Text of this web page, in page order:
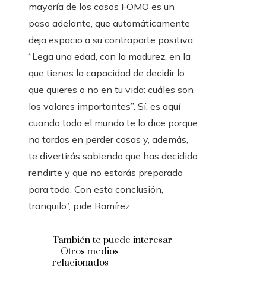
mayoría de los casos FOMO es un
paso adelante, que automáticamente
deja espacio a su contraparte positiva.
“Lega una edad, con la madurez, en la
que tienes la capacidad de decidir lo
que quieres o no en tu vida: cuáles son
los valores importantes”. Sí, es aquí
cuando todo el mundo te lo dice porque
no tardas en perder cosas y, además,
te divertirás sabiendo que has decidido
rendirte y que no estarás preparado
para todo. Con esta conclusión,
tranquilo”, pide Ramírez.
También te puede interesar
– Otros medios
relacionados